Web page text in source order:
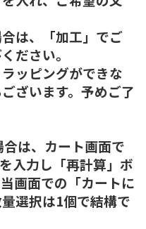
は、「加工」でご
ださい。
ッピングができな
ざいます。予めご了
は、カート画面で
入力し「再計算」ボ
画面での「カートに
選択は1個で結構で